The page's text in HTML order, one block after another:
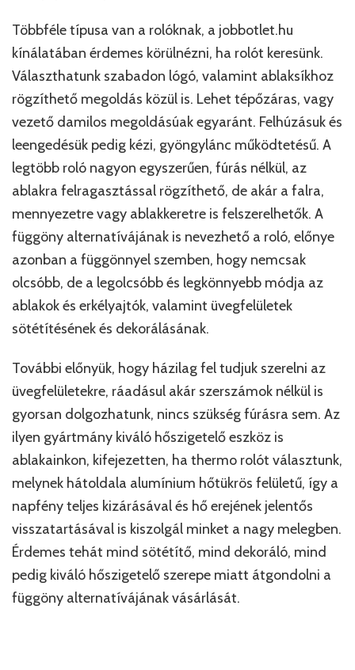
Többféle típusa van a rolóknak, a jobbotlet.hu
kínálatában érdemes körülnézni, ha rolót keresünk.
Választhatunk szabadon lógó, valamint ablaksíkhoz
rögzíthető megoldás közül is. Lehet tépőzáras, vagy
vezető damilos megoldásúak egyaránt. Felhúzásuk és
leengedésük pedig kézi, gyöngylánc működtetésű. A
legtöbb roló nagyon egyszerűen, fúrás nélkül, az
ablakra felragasztással rögzíthető, de akár a falra,
mennyezetre vagy ablakkeretre is felszerelhetők. A
függöny alternatívájának is nevezhető a roló, előnye
azonban a függönnyel szemben, hogy nemcsak
olcsóbb, de a legolcsóbb és legkönnyebb módja az
ablakok és erkélyajtók, valamint üvegfelületek
sötétítésének és dekorálásának.
További előnyük, hogy házilag fel tudjuk szerelni az
üvegfelületekre, ráadásul akár szerszámok nélkül is
gyorsan dolgozhatunk, nincs szükség fúrásra sem. Az
ilyen gyártmány kiváló hőszigetelő eszköz is
ablakainkon, kifejezetten, ha thermo rolót választunk,
melynek hátoldala alumínium hőtükrös felületű, így a
napfény teljes kizárásával és hő erejének jelentős
visszatartásával is kiszolgál minket a nagy melegben.
Érdemes tehát mind sötétítő, mind dekoráló, mind
pedig kiváló hőszigetelő szerepe miatt átgondolni a
függöny alternatívájának vásárlását.